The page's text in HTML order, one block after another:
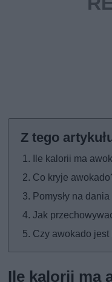
Ile kalorii ma
Co kryje
Pomysły na
Jak
Czy awokado
Ile kalorii ma